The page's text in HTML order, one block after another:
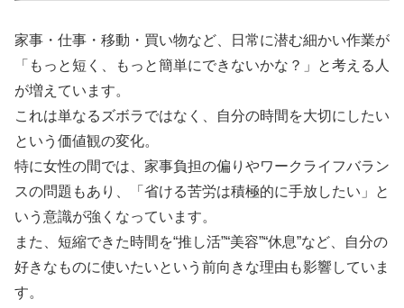
家事・仕事・移動・買い物など、日常に潜む細かい作業が
「もっと短く、もっと簡単にできないかな？」と考える人
が増えています。
これは単なるズボラではなく、自分の時間を大切にしたい
という価値観の変化。
特に女性の間では、家事負担の偏りやワークライフバラン
スの問題もあり、「省ける苦労は積極的に手放したい」と
いう意識が強くなっています。
また、短縮できた時間を“推し活”“美容”“休息”など、自分の
好きなものに使いたいという前向きな理由も影響していま
す。